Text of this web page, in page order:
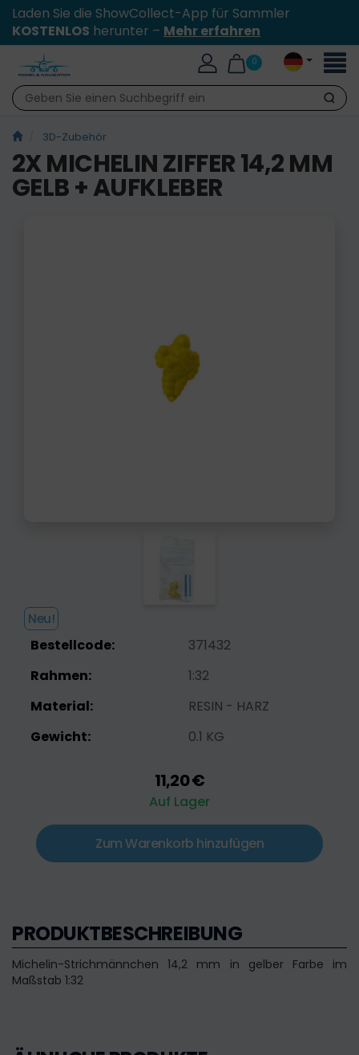
Laden Sie die ShowCollect-App für Sammler
KOSTENLOS herunter – Mehr erfahren
0
Suche
3D-Zubehör
2X MICHELIN ZIFFER 14,2 MM
GELB + AUFKLEBER
Neu!
Bestellcode:
371432
Rahmen:
1:32
Material:
RESIN - HARZ
Gewicht:
0.1 KG
11,20 €
Auf Lager
Zum Warenkorb hinzufügen
PRODUKTBESCHREIBUNG
Michelin-Strichmännchen 14,2 mm in gelber Farbe im
Maßstab 1:32